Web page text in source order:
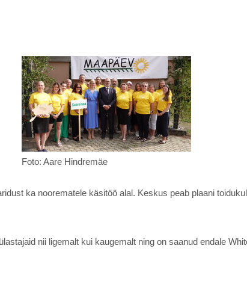
Foto: Aare Hindremäe
ka noorematele käsitöö alal. Keskus peab plaani
nii ligemalt kui kaugemalt ning on saanud endale